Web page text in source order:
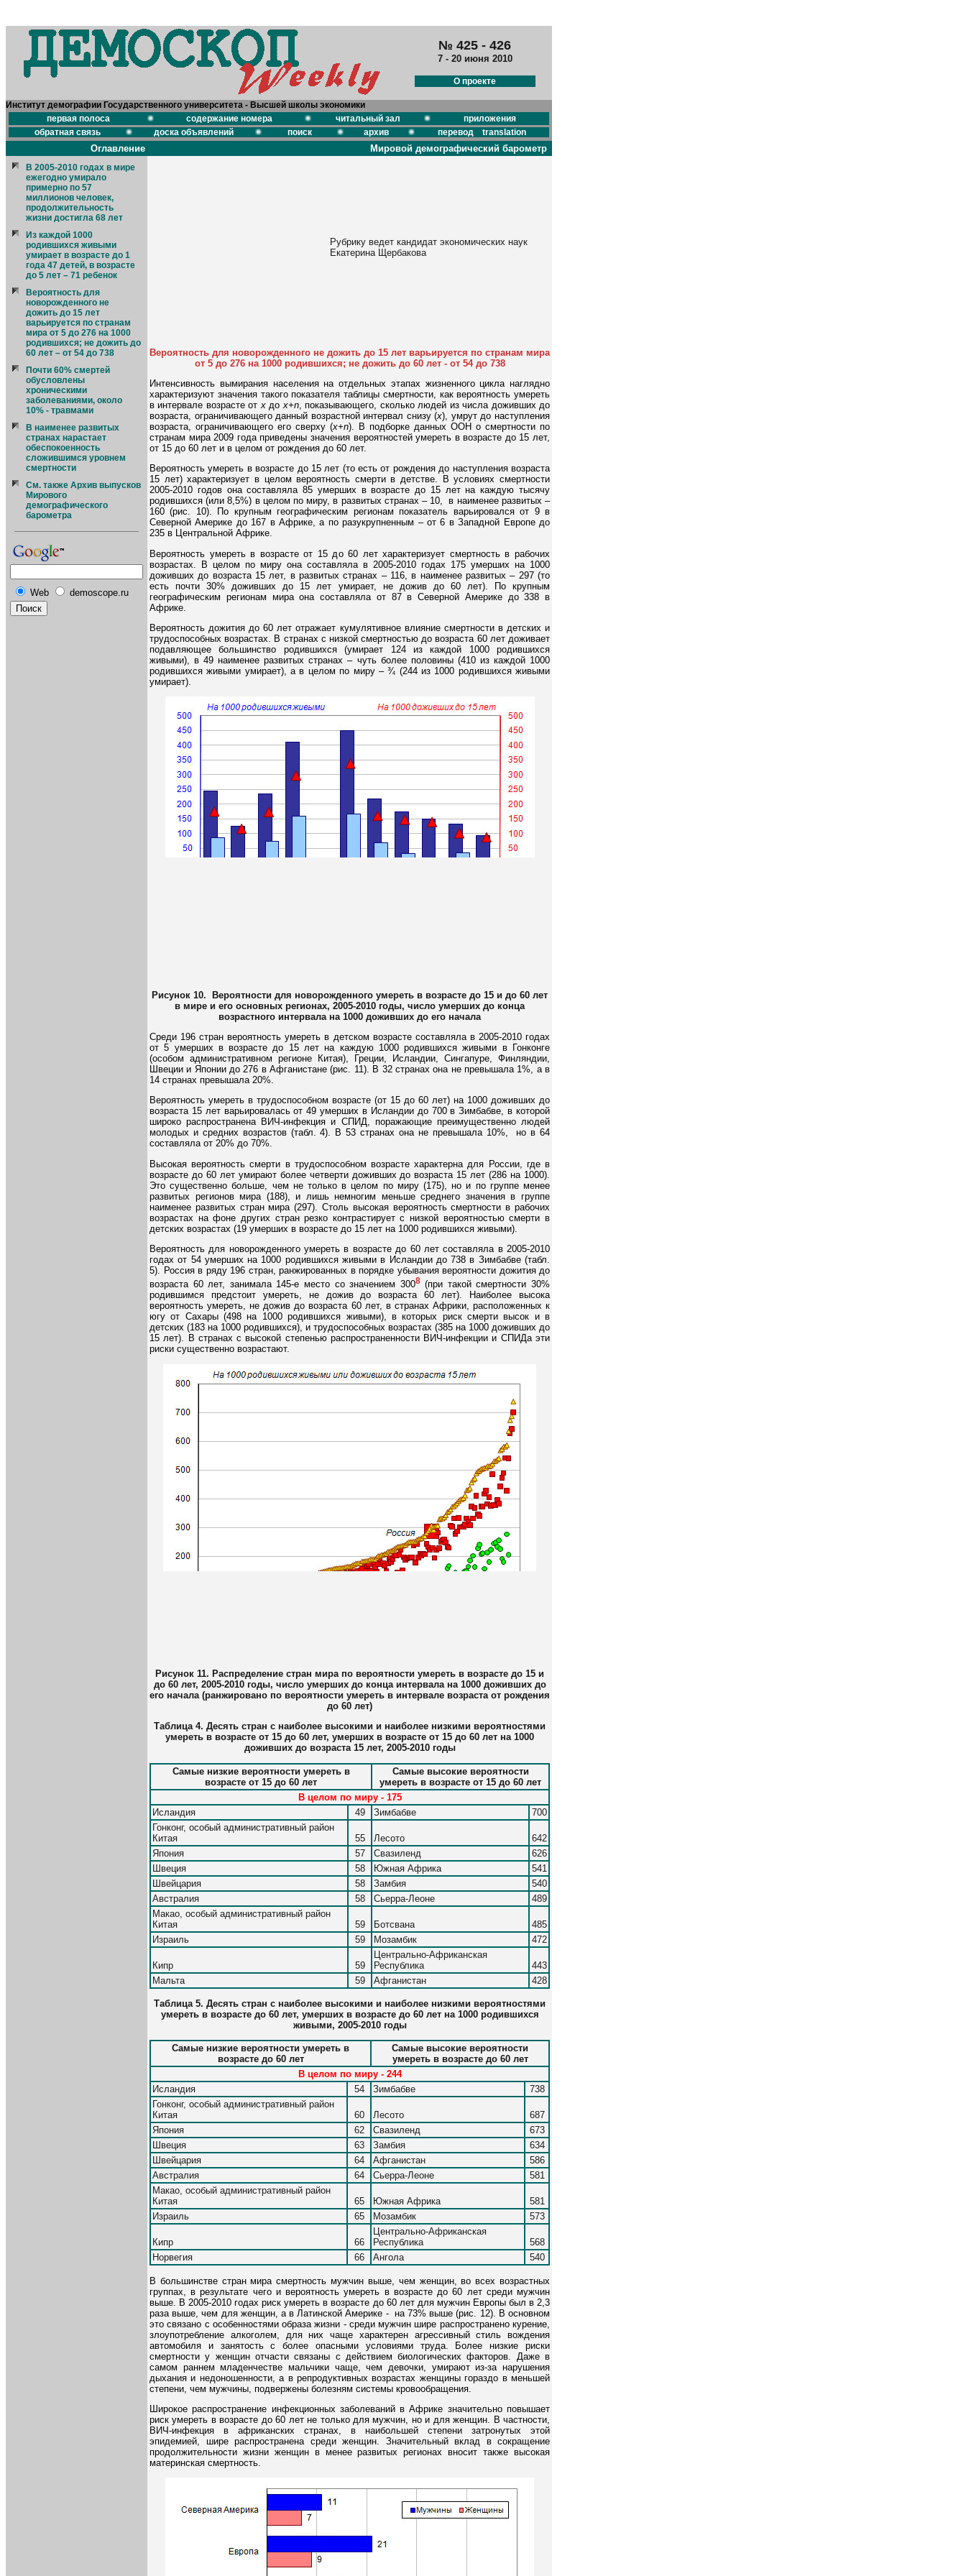
№ 425 - 426
7 - 20 июня 2010
О проекте
Институт демографии Государственного университета - Высшей школы экономики
первая полоса
содержание номера читальный зал
приложения
обратная связь
доска объявлений поиск архив перевод translation
Оглавление Мировой демографический барометр
В 2005-2010 годах в мире
ежегодно умирало
примерно по 57
миллионов человек,
продолжительность
жизни достигла 68 лет
Из каждой 1000
родившихся живыми
умирает в возрасте до 1
года 47 детей, в возрасте
до 5 лет – 71 ребенок
Вероятность для
новорожденного не
дожить до 15 лет
варьируется по странам
мира от 5 до 276 на 1000
родившихся; не дожить до
60 лет – от 54 до 738
Почти 60% смертей
обусловлены
хроническими
заболеваниями, около
10% - травмами
В наименее развитых
странах нарастает
обеспокоенность
сложившимся уровнем
смертности
См. также Архив выпусков
Мирового
демографического
барометра
Web demoscope.ru
Рубрику ведет кандидат экономических наук
Екатерина Щербакова
Вероятность для новорожденного не дожить до 15 лет варьируется по странам мира
от 5 до 276 на 1000 родившихся; не дожить до 60 лет - от 54 до 738
Интенсивность вымирания населения на отдельных этапах жизненного цикла наглядно
характеризуют значения такого показателя таблицы смертности, как вероятность умереть
в интервале возрасте от xдо x+n, показывающего, сколько людей из числа доживших до
возраста, ограничивающего данный возрастной интервал снизу (x), умрут до наступления
возраста, ограничивающего его сверху (x+n). В подборке данных ООН о смертности по
странам мира 2009 года приведены значения вероятностей умереть в возрасте до 15 лет,
от 15 до 60 лет и в целом от рождения до 60 лет.
Вероятность умереть в возрасте до 15 лет (то есть от рождения до наступления возраста
15 лет) характеризует в целом вероятность смерти в детстве. В условиях смертности
2005-2010 годов она составляла 85 умерших в возрасте до 15 лет на каждую тысячу
родившихся (или 8,5%) в целом по миру, в развитых странах – 10, в наименее развитых –
160 (рис. 10). По крупным географическим регионам показатель варьировался от 9 в
Северной Америке до 167 в Африке, а по разукрупненным – от 6 в Западной Европе до
235 в Центральной Африке.
Вероятность умереть в возрасте от 15 до 60 лет характеризует смертность в рабочих
возрастах. В целом по миру она составляла в 2005-2010 годах 175 умерших на 1000
доживших до возраста 15 лет, в развитых странах – 116, в наименее развитых – 297 (то
есть почти 30% доживших до 15 лет умирает, не дожив до 60 лет). По крупным
географическим регионам мира она составляла от 87 в Северной Америке до 338 в
Африке.
Вероятность дожития до 60 лет отражает кумулятивное влияние смертности в детских и
трудоспособных возрастах. В странах с низкой смертностью до возраста 60 лет доживает
подавляющее большинство родившихся (умирает 124 из каждой 1000 родившихся
живыми), в 49 наименее развитых странах – чуть более половины (410 из каждой 1000
родившихся живыми умирает), а в целом по миру – ¾ (244 из 1000 родившихся живыми
умирает).
Рисунок 10. Вероятности для новорожденного умереть в возрасте до 15 и до 60 лет
в мире и его основных регионах, 2005-2010 годы, число умерших до конца
возрастного интервала на 1000 доживших до его начала
Среди 196 стран вероятность умереть в детском возрасте составляла в 2005-2010 годах
от 5 умерших в возрасте до 15 лет на каждую 1000 родившихся живыми в Гонконге
(особом административном регионе Китая), Греции, Исландии, Сингапуре, Финляндии,
Швеции и Японии до 276 в Афганистане (рис. 11). В 32 странах она не превышала 1%, а в
14 странах превышала 20%.
Вероятность умереть в трудоспособном возрасте (от 15 до 60 лет) на 1000 доживших до
возраста 15 лет варьировалась от 49 умерших в Исландии до 700 в Зимбабве, в которой
широко распространена ВИЧ-инфекция и СПИД, поражающие преимущественно людей
молодых и средних возрастов (табл. 4). В 53 странах она не превышала 10%, но в 64
составляла от 20% до 70%.
Высокая вероятность смерти в трудоспособном возрасте характерна для России, где в
возрасте до 60 лет умирают более четверти доживших до возраста 15 лет (286 на 1000).
Это существенно больше, чем не только в целом по миру (175), но и по группе менее
развитых регионов мира (188), и лишь немногим меньше среднего значения в группе
наименее развитых стран мира (297). Столь высокая вероятность смертности в рабочих
возрастах на фоне других стран резко контрастирует с низкой вероятностью смерти в
детских возрастах (19 умерших в возрасте до 15 лет на 1000 родившихся живыми).
Вероятность для новорожденного умереть в возрасте до 60 лет составляла в 2005-2010
годах от 54 умерших на 1000 родившихся живыми в Исландии до 738 в Зимбабве (табл.
5). Россия в ряду 196 стран, ранжированных в порядке убывания вероятности дожития до
возраста 60 лет, занимала 145-е место со значением 3008(при такой смертности 30%
родившимся предстоит умереть, не дожив до возраста 60 лет). Наиболее высока
вероятность умереть, не дожив до возраста 60 лет, в странах Африки, расположенных к
югу от Сахары (498 на 1000 родившихся живыми), в которых риск смерти высок и в
детских (183 на 1000 родившихся), и трудоспособных возрастах (385 на 1000 доживших до
15 лет). В странах с высокой степенью распространенности ВИЧ-инфекции и СПИДа эти
риски существенно возрастают.
Рисунок 11. Распределение стран мира по вероятности умереть в возрасте до 15 и
до 60 лет, 2005-2010 годы, число умерших до конца интервала на 1000 доживших до
его начала (ранжировано по вероятности умереть в интервале возраста от рождения
до 60 лет)
Таблица 4. Десять стран с наиболее высокими и наиболее низкими вероятностями
умереть в возрасте от 15 до 60 лет, умерших в возрасте от 15 до 60 лет на 1000
доживших до возраста 15 лет, 2005-2010 годы
Самые низкие вероятности умереть в
возрасте от 15 до 60 лет
Самые высокие вероятности
умереть в возрасте от 15 до 60 лет
В целом по миру - 175
Исландия
49 Зимбабве
700
Гонконг, особый административный район
Китая
55 Лесото
642
Япония
57 Свазиленд
626
Швеция
58 Южная Африка
541
Швейцария
58 Замбия
540
Австралия
58 Сьерра-Леоне
489
Макао, особый административный район
Китая
59 Ботсвана
485
Израиль
59 Мозамбик 472
Кипр 59
Центрально-Африканская
Республика
443
Мальта
59 Афганистан 428
Таблица 5. Десять стран с наиболее высокими и наиболее низкими вероятностями
умереть в возрасте до 60 лет, умерших в возрасте до 60 лет на 1000 родившихся
живыми, 2005-2010 годы
Самые низкие вероятности умереть в
возрасте до 60 лет
Самые высокие вероятности
умереть в возрасте до 60 лет
В целом по миру - 244
Исландия
54 Зимбабве
738
Гонконг, особый административный район
Китая
60 Лесото
687
Япония
62 Свазиленд
673
Швеция
63 Замбия
634
Швейцария
64 Афганистан
586
Австралия
64 Сьерра-Леоне
581
Макао, особый административный район
Китая
65 Южная Африка
581
Израиль
65 Мозамбик 573
Кипр 66
Центрально-Африканская
Республика
568
Норвегия
66 Ангола 540
В большинстве стран мира смертность мужчин выше, чем женщин, во всех возрастных
группах, в результате чего и вероятность умереть в возрасте до 60 лет среди мужчин
выше. В 2005-2010 годах риск умереть в возрасте до 60 лет для мужчин Европы был в 2,3
раза выше, чем для женщин, а в Латинской Америке - на 73% выше (рис. 12). В основном
это связано с особенностями образа жизни - среди мужчин шире распространено курение,
злоупотребление алкоголем, для них чаще характерен агрессивный стиль вождения
автомобиля и занятость с более опасными условиями труда. Более низкие риски
смертности у женщин отчасти связаны с действием биологических факторов. Даже в
самом раннем младенчестве мальчики чаще, чем девочки, умирают из-за нарушения
дыхания и недоношенности, а в репродуктивных возрастах женщины гораздо в меньшей
степени, чем мужчины, подвержены болезням системы кровообращения.
Широкое распространение инфекционных заболеваний в Африке значительно повышает
риск умереть в возрасте до 60 лет не только для мужчин, но и для женщин. В частности,
ВИЧ-инфекция в африканских странах, в наибольшей степени затронутых этой
эпидемией, шире распространена среди женщин. Значительный вклад в сокращение
продолжительности жизни женщин в менее развитых регионах вносит также высокая
материнская смертность.